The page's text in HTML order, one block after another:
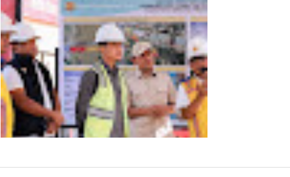
HUT ke-53 Bank Aceh: Momentum
Memperkuat Amanah, Menumbuhkan
Keberkahan Bagi Aceh